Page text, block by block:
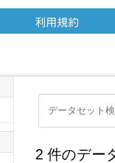
2 件のデー